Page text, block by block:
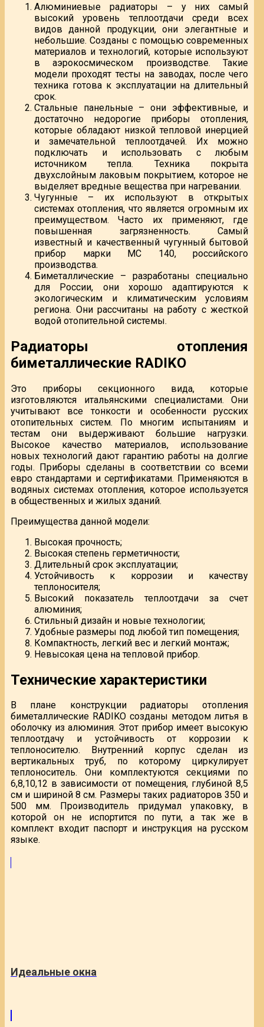
Алюминиевые радиаторы – у них самый
высокий уровень теплоотдачи среди всех
видов данной продукции, они элегантные и
небольшие. Созданы с помощью современных
материалов и технологий, которые используют
в аэрокосмическом производстве. Такие
модели проходят тесты на заводах, после чего
техника готова к эксплуатации на длительный
срок.
Стальные панельные – они эффективные, и
достаточно недорогие приборы отопления,
которые обладают низкой тепловой инерцией
и замечательной теплоотдачей. Их можно
подключать и использовать с любым
источником тепла. Техника покрыта
двухслойным лаковым покрытием, которое не
выделяет вредные вещества при нагревании.
Чугунные – их используют в открытых
системах отопления, что является огромным их
преимуществом. Часто их применяют, где
повышенная загрязненность. Самый
известный и качественный чугунный бытовой
прибор марки МС 140, российского
производства.
Биметаллические – разработаны специально
для России, они хорошо адаптируются к
экологическим и климатическим условиям
региона. Они рассчитаны на работу с жесткой
водой отопительной системы.
Радиаторы отопления
биметаллические RADIKO
Это приборы секционного вида, которые
изготовляются итальянскими специалистами. Они
учитывают все тонкости и особенности русских
отопительных систем. По многим испытаниям и
тестам они выдерживают большие нагрузки.
Высокое качество материалов, использование
новых технологий дают гарантию работы на долгие
годы. Приборы сделаны в соответствии со всеми
евро стандартами и сертификатами. Применяются в
водяных системах отопления, которое используется
в общественных и жилых зданий.
Преимущества данной модели:
Высокая прочность;
Высокая степень герметичности;
Длительный срок эксплуатации;
Устойчивость к коррозии и качеству
теплоносителя;
Высокий показатель теплоотдачи за счет
алюминия;
Стильный дизайн и новые технологии;
Удобные размеры под любой тип помещения;
Компактность, легкий вес и легкий монтаж;
Невысокая цена на тепловой прибор.
Технические характеристики
В плане конструкции радиаторы отопления
биметаллические RADIKO созданы методом литья в
оболочку из алюминия. Этот прибор имеет высокую
теплоотдачу и устойчивость от коррозии к
теплоносителю. Внутренний корпус сделан из
вертикальных труб, по которому циркулирует
теплоноситель. Они комплектуются секциями по
6,8,10,12 в зависимости от помещения, глубиной 8,5
см и шириной 8 см. Размеры таких радиаторов 350 и
500 мм. Производитель придумал упаковку, в
которой он не испортится по пути, а так же в
комплект входит паспорт и инструкция на русском
языке.
Идеальные окна